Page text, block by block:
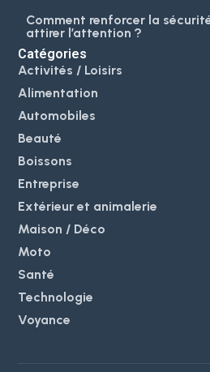
Comment renforcer la
attirer l’attention ?
Catégories
Activités / Loisirs
Alimentation
Automobiles
Beauté
Boissons
Entreprise
Extérieur et animalerie
Maison / Déco
Moto
Santé
Technologie
Voyance